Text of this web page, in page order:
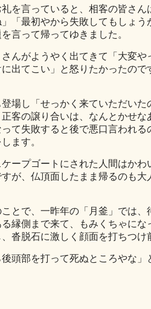
を言っていると、相客の皆さん
「最初やから失敗してもしょ
言って帰ってゆきました。
んがようやく出てきて「大変や
出てこい」と怒りたかったの
場し「せっかく来ていただいた
客の譲り合いは、なんとかせ
て失敗すると後で悪口言われ
ます。
ープゴートにされた人間はかわ
が、仏頂面したまま帰るのも
とで、一昨年の「月釜」では、
縁側まで来て、もみくちゃに
沓脱石に激しく顔面を打ちつ
頭部を打って死ぬところやな」